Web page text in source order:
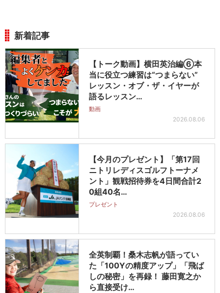
新着記事
【トーク動画】横田英治編⑥本
当に役立つ練習は“つまらない”
レッスン・オブ・ザ・イヤーが
語るレッスン…
動画
2026.08.06
【今月のプレゼント】「第17回
ニトリレディスゴルフトーナメ
ント」観戦招待券を4日間合計2
0組40名…
プレゼント
2026.08.06
全英制覇！桑木志帆が語ってい
た「100Yの精度アップ」「飛ば
しの秘密」を再録！ 藤田寛之か
ら直接受け…